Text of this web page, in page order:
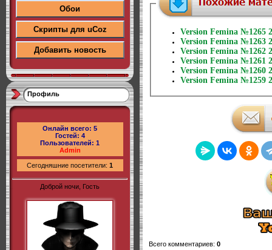
Обои
Скрипты для uCoz
Добавить новость
Профиль
Онлайн всего: 5
Гостей: 4
Пользователей: 1
Admin
Сегодняшние посетители: 1
Доброй ночи, Гость
Version Femina №1265
Version Femina №1263
Version Femina №1262
Version Femina №1261
Version Femina №1260
Version Femina №1259
Всего комментариев: 0